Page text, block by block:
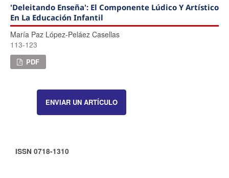
'Deleitando Enseña': El Componente Lúdico Y Artístico
En La Educación Infantil
Marí­a Paz López-Peláez Casellas
113-123
PDF
ENVIAR UN ARTÍCULO
ISSN 0718-1310